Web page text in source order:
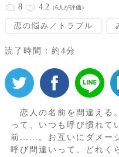
8 4.2 （6人が評価）
恋の悩み／トラブル
読了時間：約4分
恋人の名前を間違える
って、いつも呼び慣れて
前……。お互いにダメー
呼び間違いって、どれく